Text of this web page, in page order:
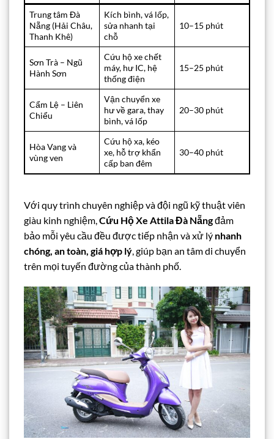
Trung tâm Đà
Nẵng (Hải Châu,
Thanh Khê)
Kích bình, vá lốp,
sửa nhanh tại
chỗ
10–15 phút
Sơn Trà – Ngũ
Hành Sơn
Cứu hộ xe chết
máy, hư IC, hệ
thống điện
15–25 phút
Cẩm Lệ – Liên
Chiểu
Vận chuyển xe
hư về gara, thay
bình, vá lốp
20–30 phút
Hòa Vang và
vùng ven
Cứu hộ xa, kéo
xe, hỗ trợ khẩn
cấp ban đêm
30–40 phút
Với quy trình chuyên nghiệp và đội ngũ kỹ thuật viên
giàu kinh nghiệm,Cứu Hộ Xe Attila Đà Nẵngđảm
bảo mỗi yêu cầu đều được tiếp nhận và xử lý nhanh
chóng, an toàn, giá hợp lý, giúp bạn an tâm di chuyển
trên mọi tuyến đường của thành phố.